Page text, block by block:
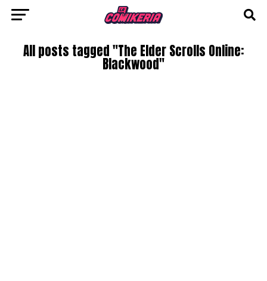
All posts tagged "The Elder Scrolls Online:
Blackwood"